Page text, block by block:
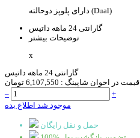
دارای پلوپز دوحالته (Dual)
گارانتی 24 ماهه داتیس
توضیحات بیشتر
x
گارانتی 24 ماهه داتیس
قیمت در اخوان شاپینگ : 6,107,550 تومان
–
+
موجود شد اطلاع بده
حمل و نقل رایگان